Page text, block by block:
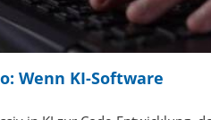
Wenn KI-Software